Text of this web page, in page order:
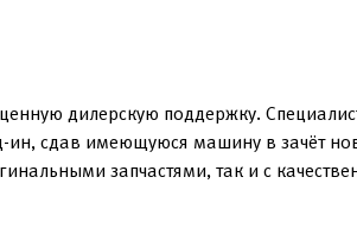
дилерскую поддержку.
ин, сдав имеющуюся машину в зачёт
запчастями, так и с